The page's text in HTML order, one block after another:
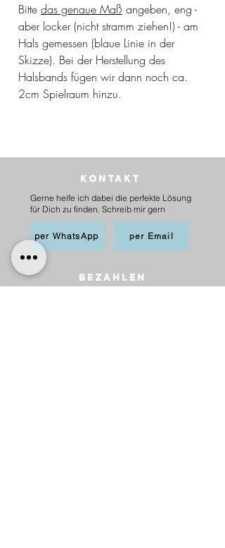
Bitte das genaue Maß angeben, eng -
aber locker (nicht stramm ziehen!) - am
Hals gemessen (blaue Linie in der
Skizze). Bei der Herstellung des
Halsbands fügen wir dann noch ca.
2cm Spielraum hinzu.
Kontakt
Gerne helfe ich dabei die perfekte Lösung
für Dich zu finden. Schreib mir gern
per WhatsApp per Email
BEZAHLEN